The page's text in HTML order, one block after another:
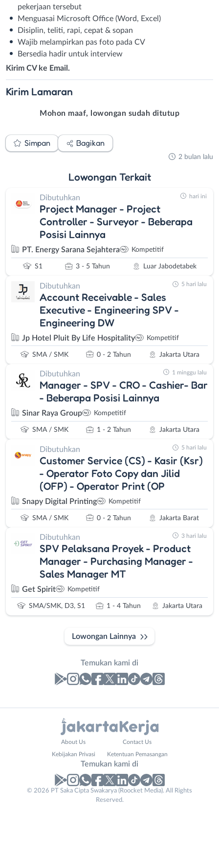
pekerjaan tersebut
Menguasai Microsoft Office (Word, Excel)
Disiplin, teliti, rapi, cepat & sopan
Wajib melampirkan pas foto pada CV
Bersedia hadir untuk interview
Kirim CV ke Email.
Kirim Lamaran
Mohon maaf, lowongan sudah ditutup
Simpan Bagikan
2 bulan lalu
Lowongan Terkait
Dibutuhkan
Project Manager - Project
Controller - Surveyor - Beberapa
Posisi Lainnya
PT. Energy Sarana Sejahtera Kompetitif
S1 3 - 5 Tahun Luar Jabodetabek
hari ini
Dibutuhkan
Account Receivable - Sales
Executive - Engineering SPV -
Engineering DW
Jp Hotel Pluit By Life Hospitality Kompetitif
SMA / SMK 0 - 2 Tahun Jakarta Utara
5 hari lalu
Dibutuhkan
Manager - SPV - CRO - Cashier- Bar
- Beberapa Posisi Lainnya
Sinar Raya Group Kompetitif
SMA / SMK 1 - 2 Tahun Jakarta Utara
1 minggu lalu
Dibutuhkan
Customer Service (CS) - Kasir (Ksr)
- Operator Foto Copy dan Jilid
(OFP) - Operator Print (OP
Snapy Digital Printing Kompetitif
SMA / SMK 0 - 2 Tahun Jakarta Barat
5 hari lalu
Dibutuhkan
SPV Pelaksana Proyek - Product
Manager - Purchasing Manager -
Sales Manager MT
Get Spirit Kompetitif
SMA/SMK, D3, S1 1 - 4 Tahun Jakarta Utara
3 hari lalu
Lowongan Lainnya
Temukan kami di
No. Telp /
About Us Contact Us
Kebijakan Privasi Ketentuan Pemasangan
Temukan kami di
© 2026 PT Saka Cipta Swakarya (Roocket Media). All Rights
Reserved.